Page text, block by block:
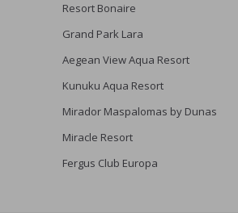
Resort Bonaire
Grand Park Lara
Aegean View Aqua Resort
Kunuku Aqua Resort
Mirador Maspalomas by Dunas
Miracle Resort
Fergus Club Europa